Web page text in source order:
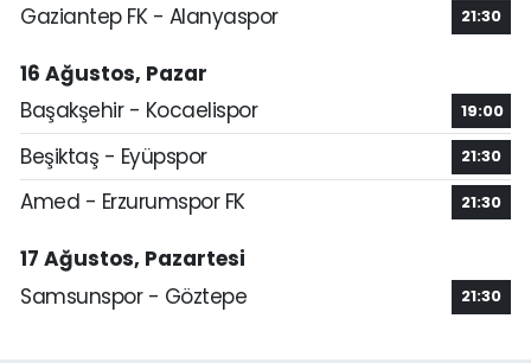
Gaziantep FK - Alanyaspor 21:30
16 Ağustos, Pazar
Başakşehir - Kocaelispor
19:00
Beşiktaş - Eyüpspor 21:30
Amed - Erzurumspor FK 21:30
17 Ağustos, Pazartesi
Samsunspor - Göztepe
21:30